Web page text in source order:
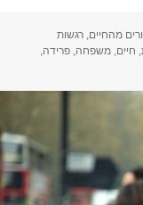
מהחיים,רגשות
, חיים,משפחה,פרידה,